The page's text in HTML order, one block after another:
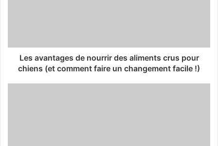
Les avantages de nourrir des aliments crus pour
chiens (et comment faire un changement facile !)